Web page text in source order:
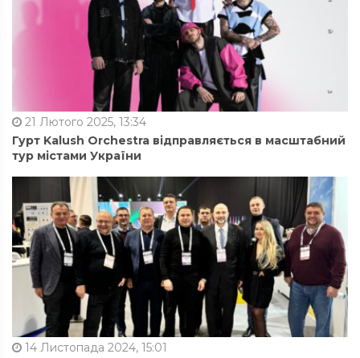
21 Лютого 2025, 13:34
Гурт Kalush Orchestra відправляється в масштабний
тур містами України
14 Листопада 2024, 15:01